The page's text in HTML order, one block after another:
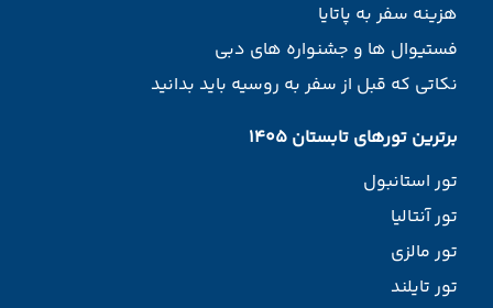
هزینه سفر به پاتایا
فستیوال ها و جشنواره های دبی
نکاتی که قبل از سفر به روسیه باید بدانید
برترین تورهای تابستان 1405
تور استانبول
تور آنتالیا
تور مالزی
تور تایلند